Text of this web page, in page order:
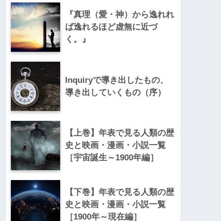
『真理（愛・神）から逸れれ
ば逸れるほど虚無に近づ
く。』
Inquiryで導き出したもの、
導き出していくもの（序）
【上巻】年表で見る人類の歴
史と映画・漫画・小説一覧
［宇宙誕生～1900年編］
【下巻】年表で見る人類の歴
史と映画・漫画・小説一覧
［1900年～現在編］